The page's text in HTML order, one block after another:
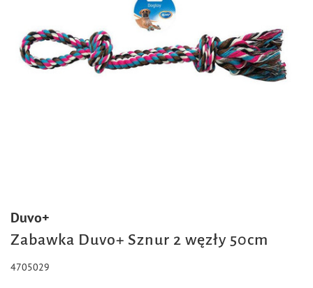
Duvo+
Zabawka Duvo+ Sznur 2 węzły 50cm
4705029